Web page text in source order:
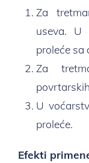
Za
useva. U
proleće sa
Za
U
proleće.
Efekti